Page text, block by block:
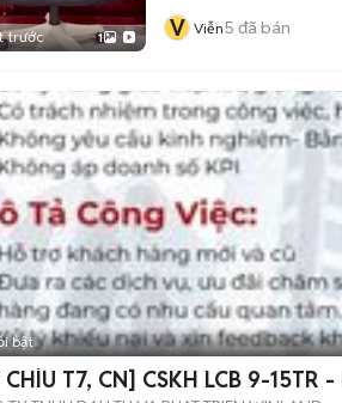
trước 1 V Viễn5 đã bán
bật
CHÌU T7, CN] CSKH LCB 9-15TR